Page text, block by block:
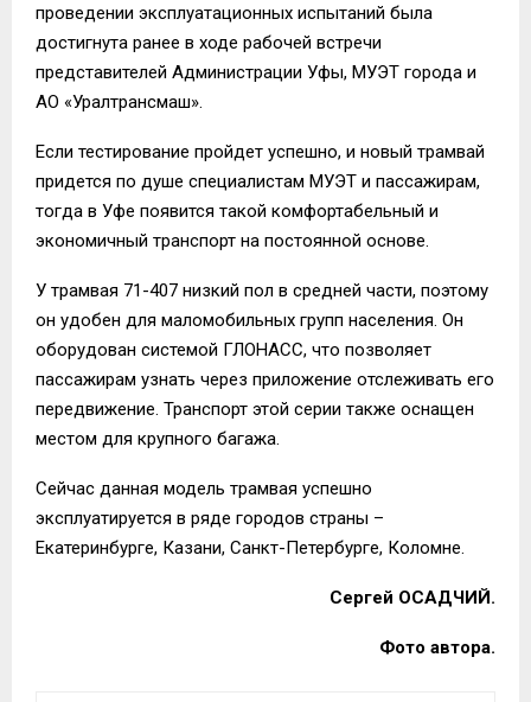
проведении эксплуатационных испытаний была
достигнута ранее в ходе рабочей встречи
представителей Администрации Уфы, МУЭТ города и
АО «Уралтрансмаш».
Если тестирование пройдет успешно, и новый трамвай
придется по душе специалистам МУЭТ и пассажирам,
тогда в Уфе появится такой комфортабельный и
экономичный транспорт на постоянной основе.
У трамвая 71-407 низкий пол в средней части, поэтому
он удобен для маломобильных групп населения. Он
оборудован системой ГЛОНАСС, что позволяет
пассажирам узнать через приложение отслеживать его
передвижение Транспорт этой серии также оснащен
местом для крупного багажа.
Сейчас данная модель трамвая успешно
эксплуатируется в ряде городов страны –
Екатеринбурге, Казани, Санкт-Петербурге, Коломне.
Сергей ОСАДЧИЙ.
Фото автора.